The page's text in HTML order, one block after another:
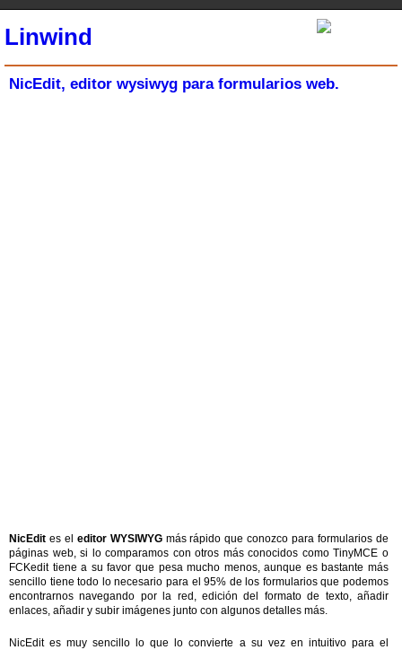
Linwind
NicEdit, editor wysiwyg para formularios web.
NicEdit es el editor WYSIWYGmás rápido que conozco para formularios de
páginas web, si lo comparamos con otros más conocidos como TinyMCE o
FCKedit tiene a su favor que pesa mucho menos, aunque es bastante más
sencillo tiene todo lo necesario para el 95% de los formularios que podemos
encontrarnos navegando por la red, edición del formato de texto, añadir
enlaces, añadir y subir imágenes junto con algunos detalles más.
NicEdit es muy sencillo lo que lo convierte a su vez en intuitivo para el